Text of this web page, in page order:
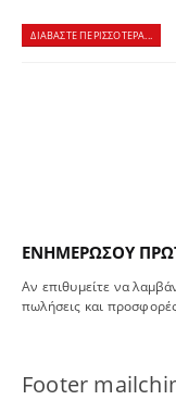
ΔΙΑΒΆΣΤΕ ΠΕΡΙΣΣΌΤΕΡΑ...
ΕΝΗΜΕΡΩΣΟΥ
Αν επιθυμείτε να
πωλήσεις και
Footer